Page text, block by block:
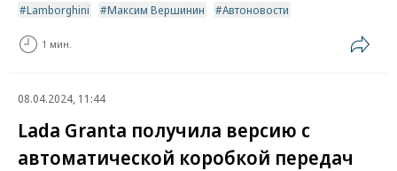
Lamborghini Максим Вершинин Автоновости
1 мин.
08.04.2024, 11:44
Lada Granta получила версию с
автоматической коробкой передач